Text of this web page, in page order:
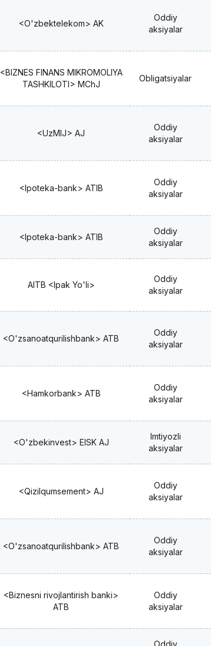
<O'zbektelekom> AK
Oddiy
aksiyalar
<BIZNES FINANS MIKROMOLIYA
TASHKILOTI> MChJ
Obligatsiyalar
<UzMIJ> AJ
Oddiy
aksiyalar
<Ipoteka-bank> ATIB
Oddiy
aksiyalar
<Ipoteka-bank> ATIB
Oddiy
aksiyalar
AITB <Ipak Yo'li>
Oddiy
aksiyalar
<O'zsanoatqurilishbank> ATB
Oddiy
aksiyalar
<Hamkorbank> ATB
Oddiy
aksiyalar
<O'zbekinvest> EISK AJ
Imtiyozli
aksiyalar
<Qizilqumsement> AJ
Oddiy
aksiyalar
<O'zsanoatqurilishbank> ATB
Oddiy
aksiyalar
<Biznesni rivojlantirish banki>
ATB
Oddiy
aksiyalar
Oddiy